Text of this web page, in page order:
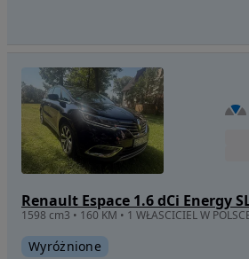
Renault Espace 1.6 dCi Energy
Wyróżnione